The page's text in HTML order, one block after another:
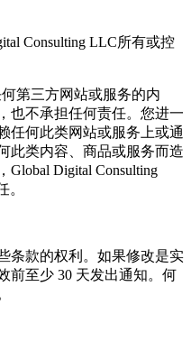
Consulting LLC所有或控
第三方网站或服务的内
也不承担任何责任。您进一
任何此类网站或服务上或通
此类内容、商品或服务而造
Digital Consulting
。
条款的权利。如果修改是实
前至少 30 天发出通知。何